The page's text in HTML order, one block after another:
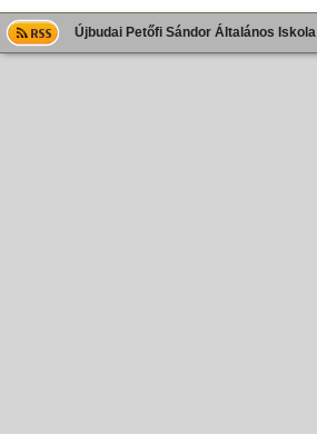
Újbudai Petőfi Sándor Általános